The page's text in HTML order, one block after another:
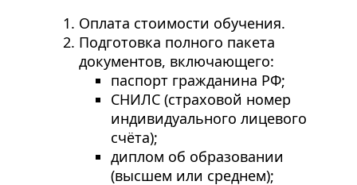
Оплата стоимости обучения.
Подготовка полного пакета
документов, включающего:
паспорт гражданина РФ;
СНИЛС (страховой номер
индивидуального лицевого
счёта);
диплом об образовании
(высшем или среднем);